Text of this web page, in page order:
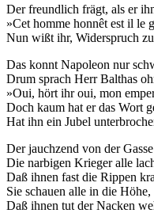
Der freundlich frägt, als er
»Cet homme honnêt est il le
Nun wißt ihr, Widerspruch
Das konnt Napoleon nur
Drum sprach Herr Balthas
»Oui, hört ihr oui, mon
Doch kaum hat er das Wort
Hat ihn ein Jubel
Der jauchzend von der
Die narbigen Krieger alle
Daß ihnen fast die Rippen
Sie schauen alle in die Höhe,
Daß ihnen tut der Nacken